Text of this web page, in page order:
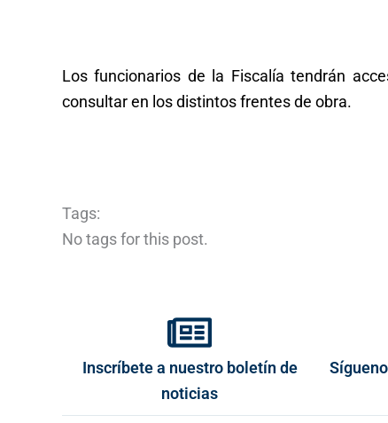
Los funcionarios de la Fiscalía tendrán
consultar en los distintos frentes de obra.
Tags:
No tags for this post.
Inscríbete a nuestro boletín de
noticias